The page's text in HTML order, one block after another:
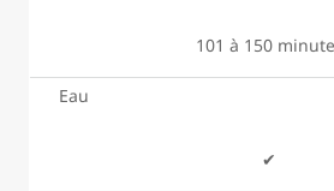
101 à 150
Eau
✔